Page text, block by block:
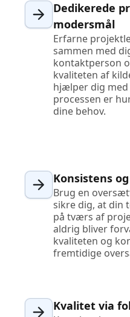
Dedikerede
modersmål
Erfarne
sammen med
kontaktperson
kvaliteten af
hjælper dig med
processen er
dine behov.
Konsistens
Brug en
sikre dig, at din
på tværs af
aldrig bliver
kvaliteten og
fremtidige
Kvalitet via